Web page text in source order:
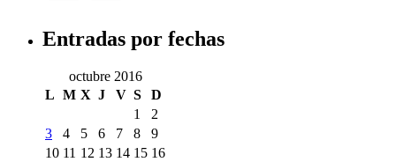
Entradas por fechas
octubre 2016
L M X J V S D
1
2
3
4 5 6 7 8
9
10 11 12 13 14 15 16